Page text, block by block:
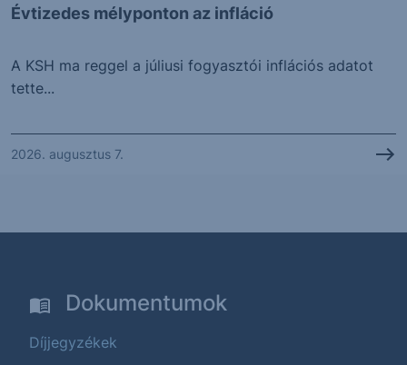
Évtizedes mélyponton az infláció
A KSH ma reggel a júliusi fogyasztói inflációs adatot
tette...
2026. augusztus 7.
Dokumentumok
Díjjegyzékek